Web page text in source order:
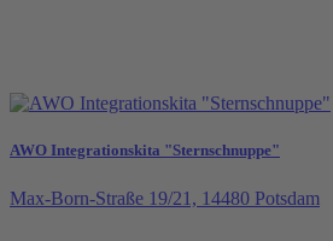
AWO Integrationskita "Sternschnuppe"
Max-Born-Straße 19/21, 14480 Potsdam